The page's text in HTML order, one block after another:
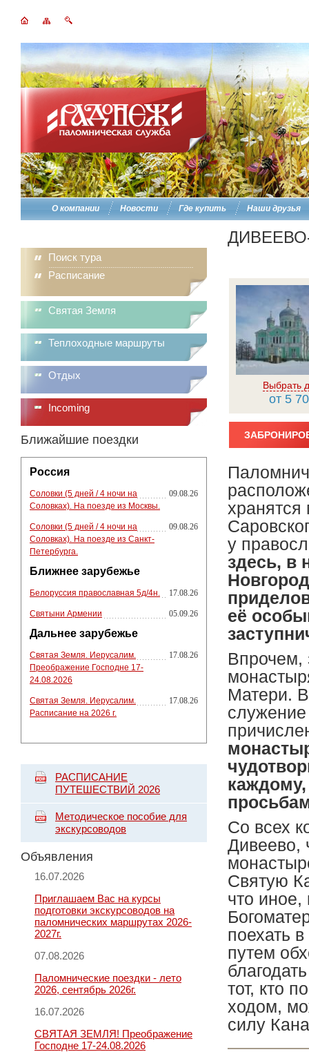
О компании Новости Где купить Наши друзья
Поиск тура
Расписание
Святая Земля
Теплоходные маршруты
Отдых
Incoming
Ближайшие поездки
Россия
Соловки (5 дней / 4 ночи на
Соловках). На поезде из Москвы.
09.08.26
Соловки (5 дней / 4 ночи на
Соловках). На поезде из Санкт-
Петербурга.
09.08.26
Ближнее зарубежье
Белоруссия православная 5д/4н. 17.08.26
Святыни Армении 05.09.26
Дальнее зарубежье
Святая Земля. Иерусалим.
Преображение Господне 17-
24.08.2026
17.08.26
Святая Земля. Иерусалим.
Расписание на 2026 г.
17.08.26
РАСПИСАНИЕ
ПУТЕШЕСТВИЙ 2026
Методическое пособие для
экскурсоводов
Объявления
16.07.2026
Приглашаем Вас на курсы
подготовки экскурсоводов на
паломнических маршрутах 2026-
2027г.
07.08.2026
Паломнические поездки - лето
2026, сентябрь 2026г.
16.07.2026
СВЯТАЯ ЗЕМЛЯ! Преображение
Господне 17-24.08.2026
Выбрать
от 5
у
здесь, в
её
Впрочем,
Матери. В
Со всех
Дивеево,
Святую
что иное,
поехать
путем
тот, кто
ходом,
силу